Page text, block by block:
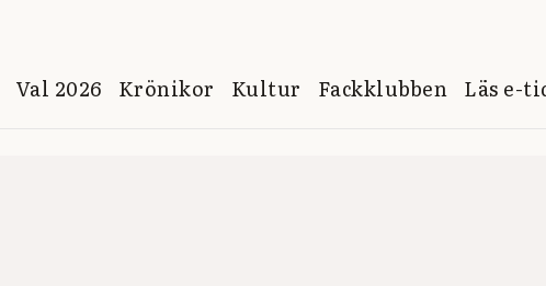
Val 2026 Krönikor Kultur Fackklubben Läs e-